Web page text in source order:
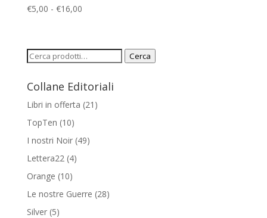
€5,00 - €16,00Fascia
da
€5,00
€16,00
Cerca: Cerca
Collane Editoriali
Libri in offerta (21)
TopTen (10)
I nostri Noir (49)
Lettera22 (4)
Orange (10)
Le nostre Guerre (28)
Silver (5)